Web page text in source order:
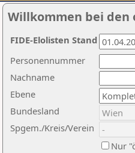
Willkommen bei den
Nachname
Ebene
Personennummer
Bundesland
Spgem./Kreis/Verein
Nur
FIDE-Elolisten Stand